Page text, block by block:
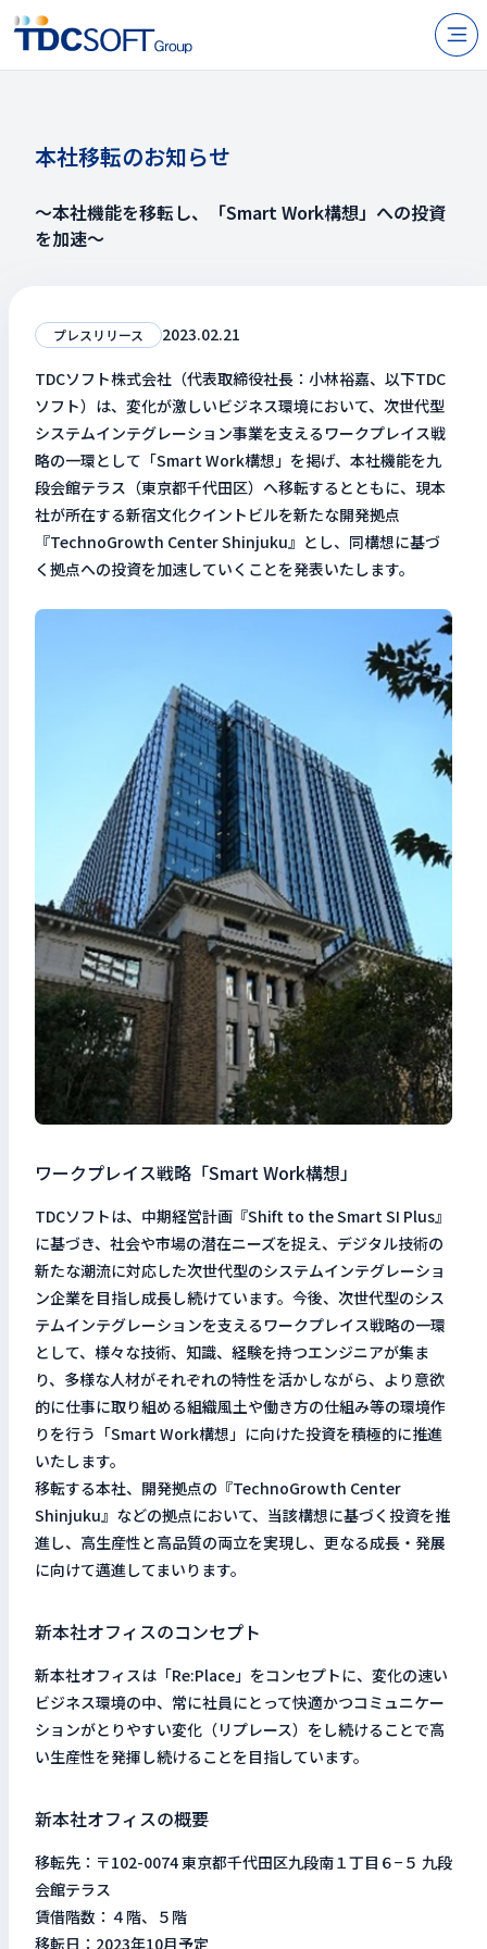
企業情報
IR情報
サステナビリティ
お問い合わせ
JP EN
検索キーワードを入力
本社移転のお知らせ
～本社機能を移転し、「Smart Work構想」への投資
を加速～
プレスリリース 2023.02.21
TDCソフト株式会社（代表取締役社長：小林裕嘉、以下TDC
ソフト）は、変化が激しいビジネス環境において、次世代型
システムインテグレーション事業を支えるワークプレイス戦
略の一環として「Smart Work構想」を掲げ、本社機能を九
段会館テラス（東京都千代田区）へ移転するとともに、現本
社が所在する新宿文化クイントビルを新たな開発拠点
『TechnoGrowth Center Shinjuku』とし、同構想に基づ
く拠点への投資を加速していくことを発表いたします。
ワークプレイス戦略「Smart Work構想」
TDCソフトは、中期経営計画『Shift to the Smart SI Plus』
に基づき、社会や市場の潜在ニーズを捉え、デジタル技術の
新たな潮流に対応した次世代型のシステムインテグレーショ
ン企業を目指し成長し続けています。今後、次世代型のシス
テムインテグレーションを支えるワークプレイス戦略の一環
として、様々な技術、知識、経験を持つエンジニアが集ま
り、多様な人材がそれぞれの特性を活かしながら、より意欲
的に仕事に取り組める組織風土や働き方の仕組み等の環境作
りを行う「Smart Work構想」に向けた投資を積極的に推進
いたします。
移転する本社、開発拠点の『TechnoGrowth Center
Shinjuku』などの拠点において、当該構想に基づく投資を推
進し、高生産性と高品質の両立を実現し、更なる成長・発展
に向けて邁進してまいります。
新本社オフィスのコンセプト
新本社オフィスは「Re:Place」をコンセプトに、変化の速い
ビジネス環境の中、常に社員にとって快適かつコミュニケー
ションがとりやすい変化（リプレース）をし続けることで高
い生産性を発揮し続けることを目指しています。
新本社オフィスの概要
移転先：〒102-0074 東京都千代田区九段南１丁目６−５ 九段
会館テラス
賃借階数：４階、５階
移転日：2023年10月予定